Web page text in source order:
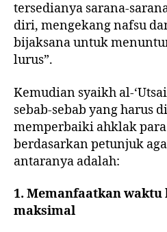
tersedianya sarana-
diri, mengekang nafsu
bijaksana untuk
lurus”.
Kemudian syaikh al-
sebab-sebab yang harus
memperbaiki ahklak
berdasarkan petunjuk
antaranya adalah:
1. Memanfaatkan waktu
maksimal